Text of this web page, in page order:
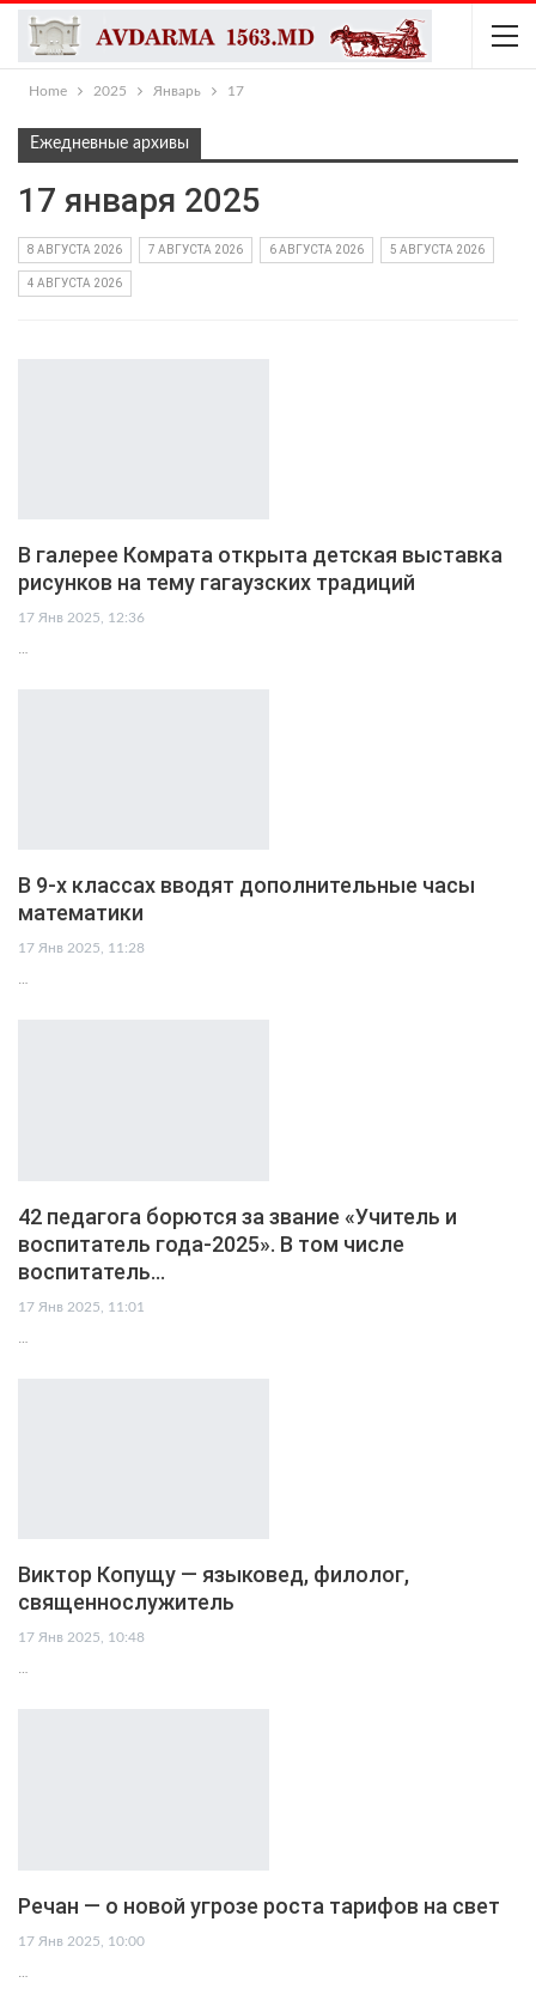
Home 2025 Январь 17
Ежедневные архивы
17 января 2025
8 АВГУСТА 2026 7 АВГУСТА 2026 6 АВГУСТА 2026 5 АВГУСТА 2026
4 АВГУСТА 2026
В галерее Комрата открыта детская выставка
рисунков на тему гагаузских традиций
17 Янв 2025, 12:36
…
В 9-х классах вводят дополнительные часы
математики
17 Янв 2025, 11:28
…
42 педагога борются за звание «Учитель и
воспитатель года-2025». В том числе
воспитатель…
17 Янв 2025, 11:01
Виктор Копущу — языковед, филолог,
священнослужитель
17 Янв 2025, 10:48
…
Речан — о новой угрозе роста тарифов на свет
17 Янв 2025, 10:00